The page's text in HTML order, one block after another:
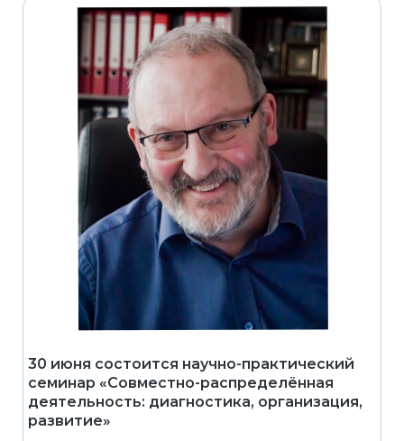
30 июня состоится научно-практический
семинар «Совместно-распределённая
деятельность: диагностика, организация,
развитие»